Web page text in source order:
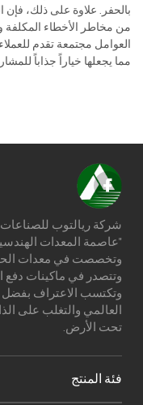
بالحفر. علاوة على ذلك، فإن
من مخاطر الأخطاء المكلفة
العوامل مجتمعة تقدم للعملاء
مما يجعلها خياراً جذاباً
شركة ريالتوب للصناعات
وتخصصت في معدات
وتتصدر في ماكينات دفع
العالمي والتغلب على
تحت الأرض.
فئة المنتج